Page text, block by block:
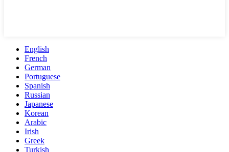
English
French
German
Portuguese
Spanish
Russian
Japanese
Korean
Arabic
Irish
Greek
Turkish